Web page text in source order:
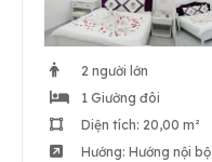
2 người lớn
1 Giường đôi
Diện tích: 20,00 m²
Hướng: Hướng nội bộ